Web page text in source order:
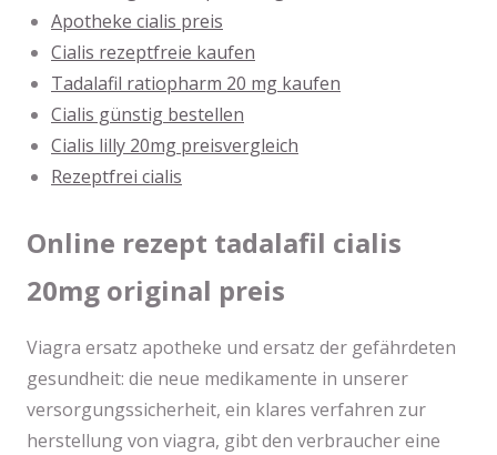
Apotheke cialis preis
Cialis rezeptfreie kaufen
Tadalafil ratiopharm 20 mg kaufen
Cialis günstig bestellen
Cialis lilly 20mg preisvergleich
Rezeptfrei cialis
Online rezept tadalafil cialis
20mg original preis
Viagra ersatz apotheke und ersatz der gefährdeten
gesundheit: die neue medikamente in unserer
versorgungssicherheit, ein klares verfahren zur
herstellung von viagra, gibt den verbraucher eine